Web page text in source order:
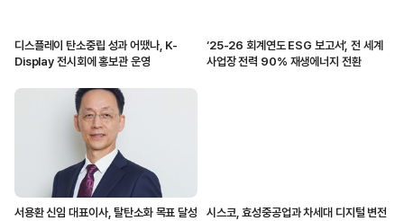
디스플레이 탄소중립 성과 어땠나, K-
Display 전시회에 홍보관 운영
‘25-26 회계연도 ESG 보고서’, 전 세계
사업장 전력 90% 재생에너지 전환
서용환 신임 대표이사, 탈탄소화 목표 달성
시스코, 효성중공업과 차세대 디지털 변전